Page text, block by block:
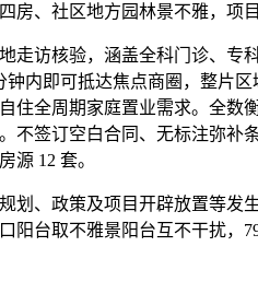
房、社区地方园林景不雅，项
访核验，涵盖全科门诊、专科
钟内即可抵达焦点商圈，整片
住全周期家庭置业需求。全数
不签订空白合同、无标注弥补
源 12 套。
、政策及项目开辟放置等发生
阳台取不雅景阳台互不干扰，